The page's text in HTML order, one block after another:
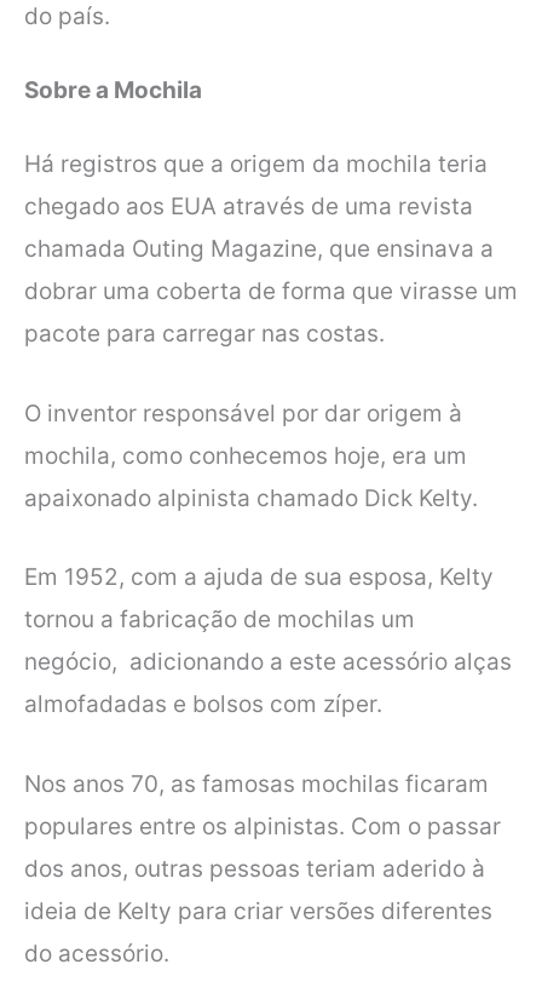
do país.
Sobre a Mochila
Há registros que a origem da mochila teria
chegado aos EUA através de uma revista
chamada Outing Magazine, que ensinava a
dobrar uma coberta de forma que virasse um
pacote para carregar nas costas.
O inventor responsável por dar origem à
mochila, como conhecemos hoje, era um
apaixonado alpinista chamado Dick Kelty.
Em 1952, com a ajuda de sua esposa, Kelty
tornou a fabricação de mochilas um
negócio, adicionando a este acessório alças
almofadadas e bolsos com zíper.
Nos anos 70, as famosas mochilas ficaram
populares entre os alpinistas. Com o passar
dos anos, outras pessoas teriam aderido à
ideia de Kelty para criar versões diferentes
do acessório.